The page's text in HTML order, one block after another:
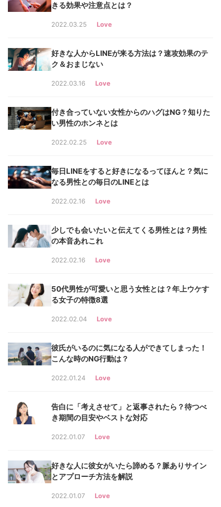
きる効果や注意点とは？
2022.03.25 Love
好きな人からLINEが来る方法は？速攻効果のテ
ク＆おまじない
2022.03.16 Love
付き合っていない女性からのハグはNG？知りた
い男性のホンネとは
2022.02.25 Love
毎日LINEをすると好きになるってほんと？気に
なる男性との毎日のLINEとは
2022.02.16 Love
少しでも会いたいと伝えてくる男性とは？男性
の本音あれこれ
2022.02.16 Love
50代男性が可愛いと思う女性とは？年上ウケす
る女子の特徴8選
2022.02.04 Love
彼氏がいるのに気になる人ができてしまった！
こんな時のNG行動は？
2022.01.24 Love
告白に「考えさせて」と返事されたら？待つべ
き期間の目安やベストな対応
2022.01.07 Love
好きな人に彼女がいたら諦める？脈ありサイン
とアプローチ方法を解説
2022.01.07 Love